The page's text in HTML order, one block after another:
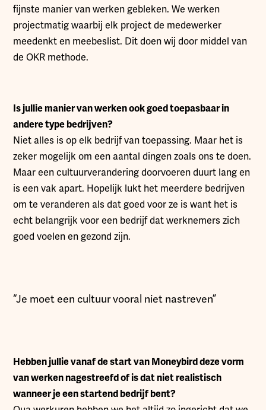
fijnste manier van werken gebleken. We werken
projectmatig waarbij elk project de medewerker
meedenkt en meebeslist. Dit doen wij door middel van
de OKR methode.
Is jullie manier van werken ook goed toepasbaar in
andere type bedrijven?
Niet alles is op elk bedrijf van toepassing. Maar het is
zeker mogelijk om een aantal dingen zoals ons te doen.
Maar een cultuurverandering doorvoeren duurt lang en
is een vak apart. Hopelijk lukt het meerdere bedrijven
om te veranderen als dat goed voor ze is want het is
echt belangrijk voor een bedrijf dat werknemers zich
goed voelen en gezond zijn.
“Je moet een cultuur vooral niet nastreven”
Hebben jullie vanaf de start van Moneybird deze vorm
van werken nagestreefd of is dat niet realistisch
wanneer je een startend bedrijf bent?